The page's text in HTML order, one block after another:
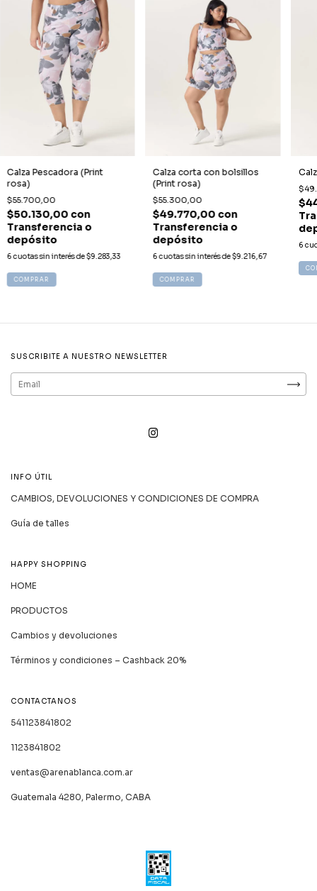
Calza Pescadora (Print
rosa)
$55.700,00
$50.130,00 con
Transferencia o
depósito
6 cuotas sin interés de$9.283,33
COMPRAR
Calza corta con bolsillos
(Print rosa)
$55.300,00
$49.770,00 con
Transferencia o
depósito
6 cuotas sin interés de$9.216,67
COMPRAR
6
SUSCRIBITE A NUESTRO NEWSLETTER
INFO ÚTIL
CAMBIOS, DEVOLUCIONES Y CONDICIONES DE COMPRA
Guía de talles
HAPPY SHOPPING
HOME
PRODUCTOS
Cambios y devoluciones
Términos y condiciones – Cashback 20%
CONTACTANOS
541123841802
1123841802
ventas@arenablanca.com.ar
Guatemala 4280, Palermo, CABA